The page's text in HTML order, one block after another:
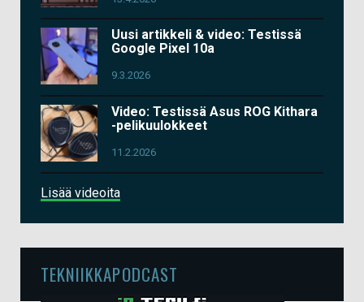
Uusi artikkeli & video: Testissä
Google Pixel 10a
9.3.2026
Video: Testissä Asus ROG Kithara
-pelikuulokkeet
11.2.2026
Lisää videoita
TEKNIIKKAPODCAST